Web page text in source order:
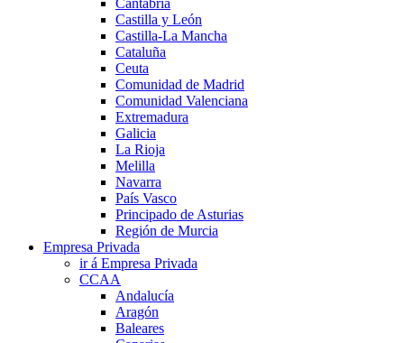
Castilla y León
Castilla-La Mancha
Cataluña
Ceuta
Comunidad de Madrid
Comunidad Valenciana
Extremadura
Galicia
La Rioja
Melilla
Navarra
País Vasco
Principado de Asturias
Región de Murcia
Empresa Privada
ir á Empresa Privada
CCAA
Andalucía
Aragón
Baleares